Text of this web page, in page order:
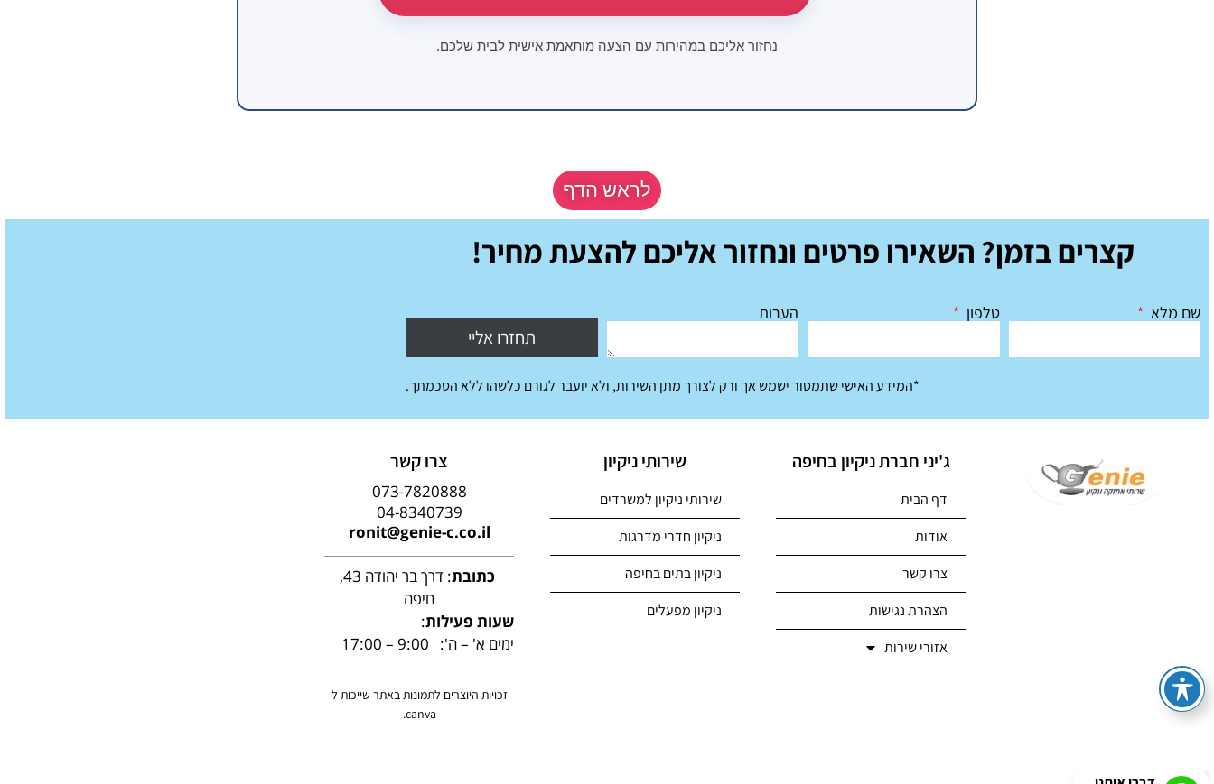
נחזור אליכם במהירות עם הצעה מותאמת אישית לבית שלכם.
לראש הדף
קצרים בזמן? השאירו פרטים ונחזור אליכם להצעת מחיר!
שם מלא טלפון הערות
תחזרו אליי
*המידע האישי שתמסור ישמש אך ורק לצורך מתן השירות, ולא יועבר לגורם כלשהו ללא הסכמתך.
ג'יני חברת ניקיון בחיפה
דף הבית
אודות
צרו קשר
הצהרת נגישות
אזורי שירות
שירותי ניקיון
שירותי ניקיון למשרדים
ניקיון חדרי מדרגות
ניקיון בתים בחיפה
ניקיון מפעלים
צרו קשר
073-7820888
04-8340739
ronit@genie-c.co.il
כתובת
: דרך בר יהודה 43,
חיפה
שעות פעילות:
ימים א' – ה': 9:00 – 17:00
זכויות היוצרים לתמונות באתר שייכות ל
canva.